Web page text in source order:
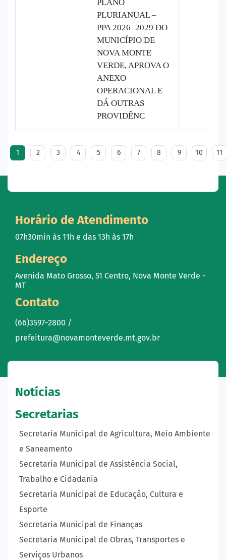
PLANO
PLURIANUAL –
PPA 2026–2029 DO
MUNICÍPIO DE
NOVA MONTE
VERDE, APROVA O
ANEXO
OPERACIONAL E
DÁ OUTRAS
PROVIDÊNC
1 2 3 4 5 6 7 8 9 10 11
Horário de Atendimento
07h30min às 11h e das 13h às 17h
Endereço
Avenida Mato Grosso, 51 Centro, Nova Monte Verde -
MT
Contato
(66)3597-2800 /
prefeitura@novamonteverde.mt.gov.br
Notícias
Secretarias
Secretaria Municipal de Agricultura, Meio Ambiente
e Saneamento
Secretaria Municipal de Assistência Social,
Trabalho e Cidadania
Secretaria Municipal de Educação, Cultura e
Esporte
Secretaria Municipal de Finanças
Secretaria Municipal de Obras, Transportes e
Serviços Urbanos